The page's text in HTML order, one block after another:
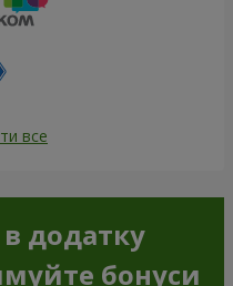
все
додатку
бонуси